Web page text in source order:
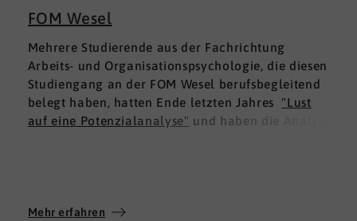
FOM Wesel
Mehrere Studierende aus der Fachrichtung
Arbeits- und Organisationspsychologie, die diesen
Studiengang an der FOM Wesel berufsbegleitend
belegt haben, hatten Ende letzten Jahres "Lust
auf eine Potenzialanalyse" und haben die Analyse
Wir wünschen allen Teilnehmerinnen und
Mehr erfahren